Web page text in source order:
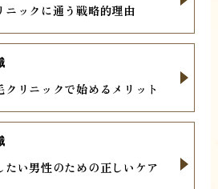
ニックに通う戦略的理由
リニックで始めるメリット
い男性のための正しいケア